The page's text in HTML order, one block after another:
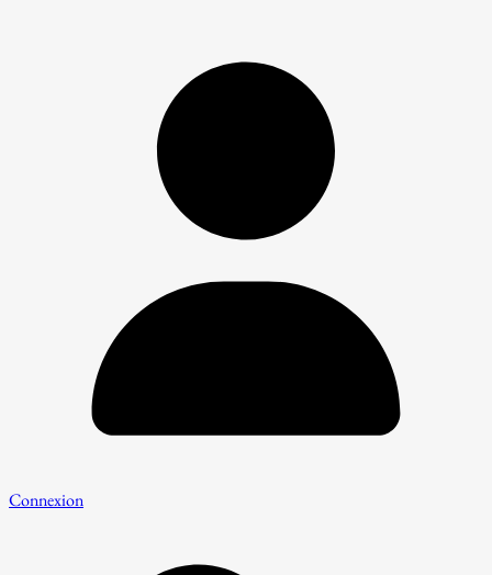
Connexion